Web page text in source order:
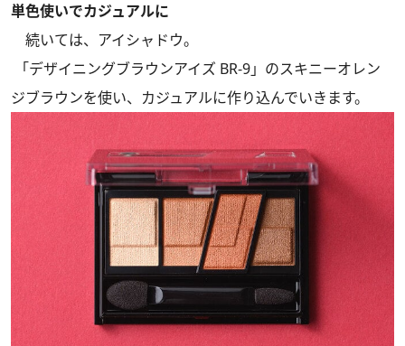
単色使いでカジュアルに
続いては、アイシャドウ。
「デザイニングブラウンアイズ BR-9」のスキニーオレン
ジブラウンを使い、カジュアルに作り込んでいきます。